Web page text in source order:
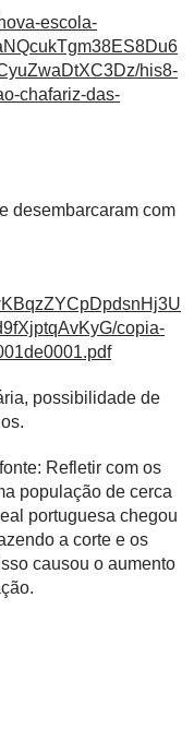
escola-
his8-
chafariz-das-
desembarcaram com
copia-
possibilidade de
Refletir com os
população de cerca
portuguesa chegou
a corte e os
causou o aumento